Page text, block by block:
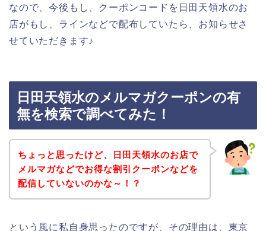
なので、今後もし、クーポンコードを日田天領水のお
店がもし、ラインなどで配布していたら、お知らせさ
せていただきます♪
日田天領水のメルマガクーポンの有
無を検索で調べてみた！
ちょっと思ったけど、日田天領水のお店で
メルマガなどでお得な割引クーポンなどを
配信していないのかな～！？
という風に私自身思ったのですが、その理由は、東京